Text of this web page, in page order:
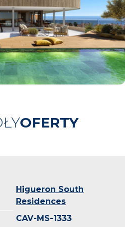
OFERTY
Higueron South
Residences
CAV-MS-1333